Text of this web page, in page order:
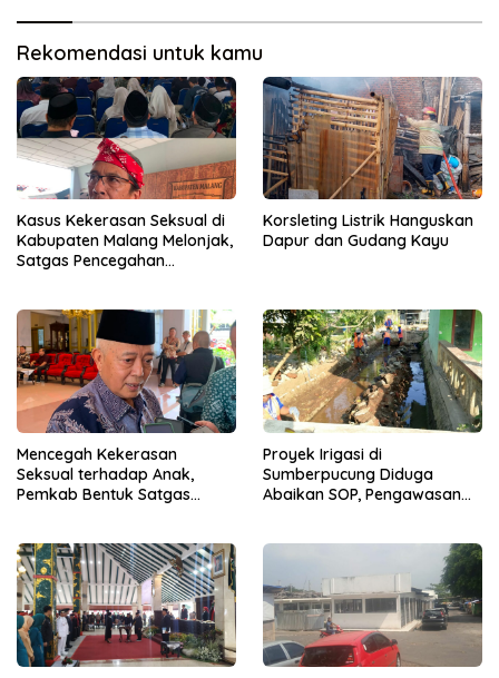
Rekomendasi untuk kamu
Kasus Kekerasan Seksual di
Kabupaten Malang Melonjak,
Satgas Pencegahan
Korsleting Listrik Hanguskan
Dapur dan Gudang Kayu
Mencegah Kekerasan
Seksual terhadap Anak,
Pemkab Bentuk Satgas
Proyek Irigasi di
Sumberpucung Diduga
Abaikan SOP, Pengawasan